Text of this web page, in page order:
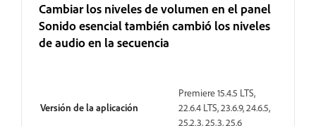
Cambiar los niveles de volumen en el panel
Sonido esencial también cambió los niveles
de audio en la secuencia
Versión de la aplicación
Premiere 15.4.5 LTS,
22.6.4 LTS, 23.6.9, 24.6.5,
25.2.3, 25.3, 25.6